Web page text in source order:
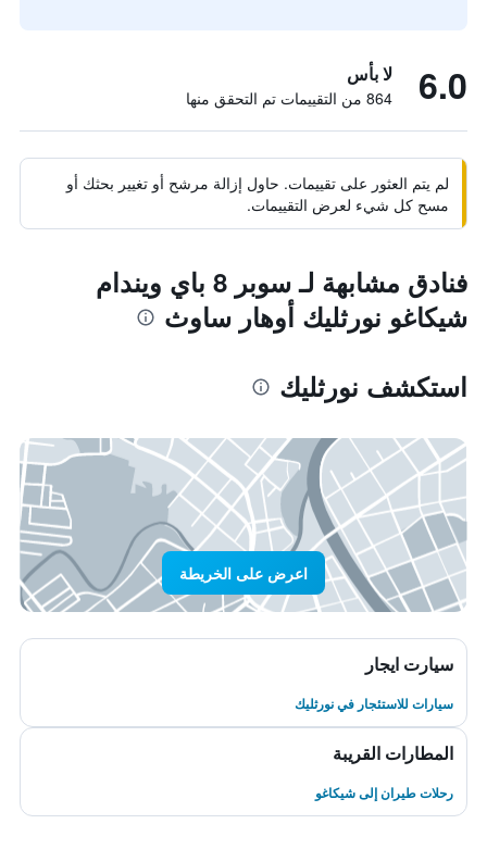
6.0 لا بأس
864 من التقييمات تم التحقق منها
لم يتم العثور على تقييمات. حاول إزالة مرشح أو تغيير بحثك أو
مسح كل شيء لعرض التقييمات.
فنادق مشابهة لـ سوبر 8 باي ويندام
شيكاغو نورثليك أوهار ساوث
استكشف نورثليك
اعرض على الخريطة
سيارت ايجار
سيارات للاستئجار في نورثليك
المطارات القريبة
رحلات طيران إلى شيكاغو